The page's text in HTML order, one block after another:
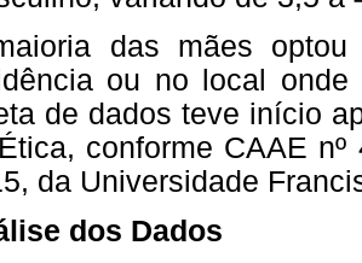
das mães
ou no local
de dados teve início
conforme CAAE
da Universidade
dos Dados